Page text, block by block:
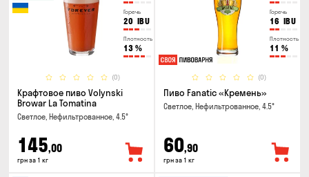
Горечь
20 IBU
Плотность
13 %
(0)
Крафтовое пиво Volynski
Browar La Tomatina
Светлое, Нефильтрованное, 4.5°
145,00
грн за 1 кг
Горечь
16 IBU
Плотность
11 %
(0)
Пиво Fanatic «Кремень»
Светлое, Нефильтрованное, 4.5°
60,90
грн за 1 кг